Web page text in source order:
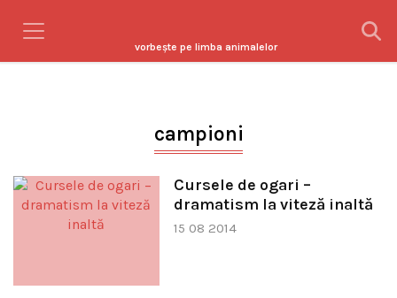
vorbeşte pe limba animalelor
campioni
Cursele de ogari –
dramatism la viteză inaltă
15 08 2014